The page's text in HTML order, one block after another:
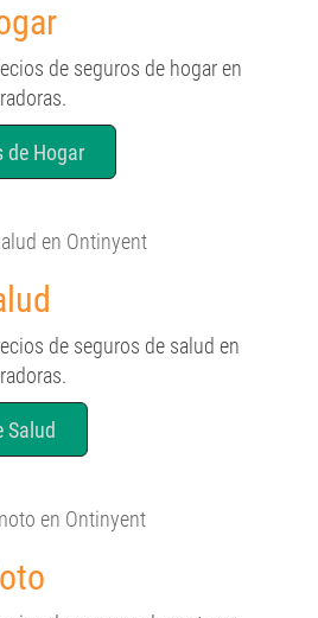
de seguros de hogar en
de Hogar
de seguros de salud en
Salud